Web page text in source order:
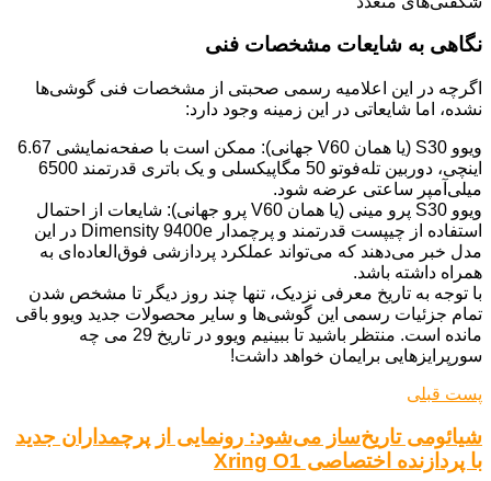
نگاهی به شایعات مشخصات فنی
اگرچه در این اعلامیه رسمی صحبتی از مشخصات فنی گوشی‌ها
نشده، اما شایعاتی در این زمینه وجود دارد:
ویوو S30 (یا همان V60 جهانی): ممکن است با صفحه‌نمایشی 6.67
اینچی، دوربین تله‌فوتو 50 مگاپیکسلی و یک باتری قدرتمند 6500
میلی‌آمپر ساعتی عرضه شود.
ویوو S30 پرو مینی (یا همان V60 پرو جهانی): شایعات از احتمال
استفاده از چیپست قدرتمند و پرچمدار Dimensity 9400e در این
مدل خبر می‌دهند که می‌تواند عملکرد پردازشی فوق‌العاده‌ای به
همراه داشته باشد.
با توجه به تاریخ معرفی نزدیک، تنها چند روز دیگر تا مشخص شدن
تمام جزئیات رسمی این گوشی‌ها و سایر محصولات جدید ویوو باقی
مانده است. منتظر باشید تا ببینیم ویوو در تاریخ 29 می چه
سورپرایزهایی برایمان خواهد داشت!
پست قبلی
شیائومی تاریخ‌ساز می‌شود: رونمایی از پرچمداران جدید
با پردازنده اختصاصی Xring O1